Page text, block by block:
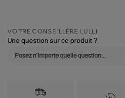
VOTRE CONSEILLÈRE LULLI
Une question sur ce produit ?